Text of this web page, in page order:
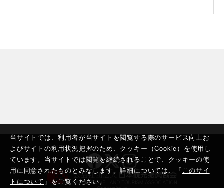
当サイトでは、利用者が当サイトを閲覧する際のサービス向上お
よびサイトの利用状況把握のため、クッキー（Cookie）を使用し
ています。当サイトでは閲覧を継続されることで、クッキーの使
用に同意されたものとみなします。詳細については、「このサイ
トについて 」をご覧ください。